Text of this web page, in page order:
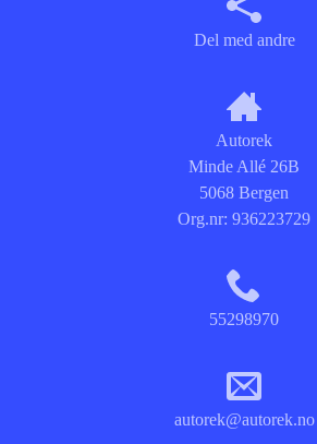
Del med andre
Autorek
Minde Allé 26B
5068 Bergen
Org.nr: 936223729
55298970
autorek@autorek.no